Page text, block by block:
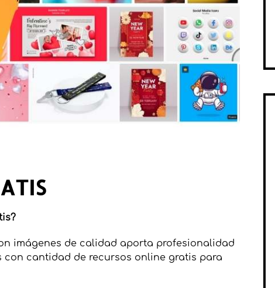
imágenes de calidad aporta profesionalidad
cantidad de recursos online gratis para